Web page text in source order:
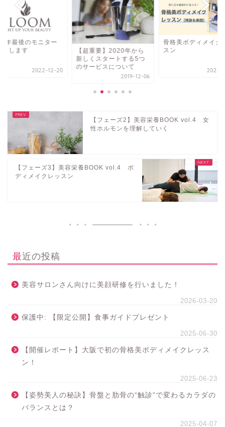
重要】2020年から
ービスについて
骨格美ボディメイクレッ
スン
2022-11-29
【お知らせ】渋谷近
パーソナルトレーニ
2020-
【フェーズ2】美容栄養BOOK vol.4 女
性ホルモンを理解していく
【フェーズ3】美容栄養BOOK vol.4 ボ
ディメイクレッスン
最近の投稿
美容サロンさん向けに美顔研修を行いました！
2026-03-20
保護中: 【限定公開】食事ガイドプレゼント
2025-06-30
【開催レポート】大阪で初の骨格美ボディメイクレッス
ン！
2025-06-23
【姿勢美人の秘訣】骨盤と肋骨の“触診”で変わるカラダの
バランスとは？
2025-04-07